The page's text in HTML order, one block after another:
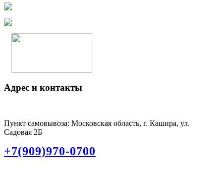
Адрес и контакты
Пункт самовывоза: Московская область, г. Кашира, ул.
Садовая 2Б
+7(909)970-0700